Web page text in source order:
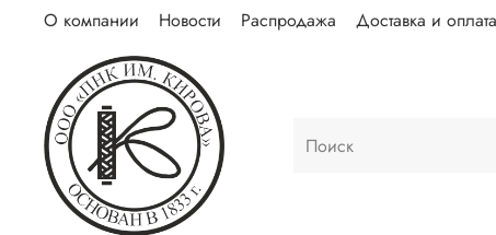
О компании Новости Распродажа Доставка и оплата